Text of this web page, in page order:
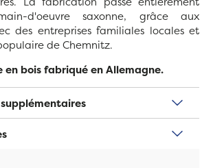
d'oeuvre saxonne, grâce aux
des entreprises familiales locales et
de Chemnitz.
en bois fabriqué en Allemagne.